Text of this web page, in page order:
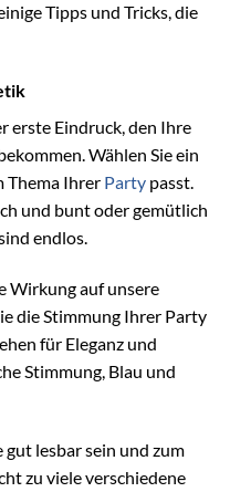
Tipps und Tricks, die
erste Eindruck, den Ihre
Wählen Sie ein
Thema Ihrer Party passt.
und bunt oder gemütlich
endlos.
Wirkung auf unsere
die Stimmung Ihrer Party
für Eleganz und
Stimmung, Blau und
lesbar sein und zum
zu viele verschiedene